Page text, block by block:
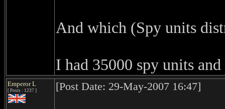
And which (Spy units
I had 35000 spy units
Emperor L
[ Posts : 1237 ] [Post Date: 29-May-2007 16:47]